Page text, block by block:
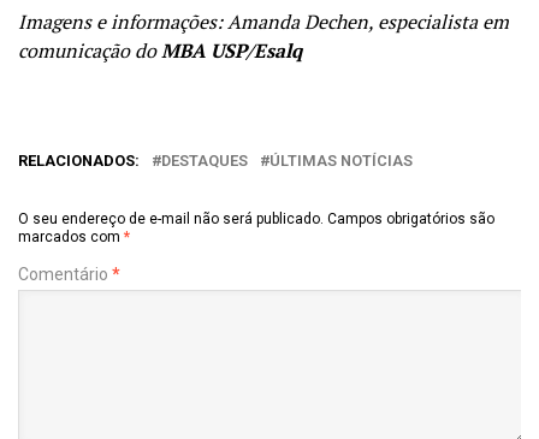
Imagens e informações: Amanda Dechen, especialista em
comunicação doMBA USP/Esalq
RELACIONADOS: DESTAQUES ÚLTIMAS NOTÍCIAS
O seu endereço de e-mail não será publicado. Campos obrigatórios são
marcados com *
Comentário *